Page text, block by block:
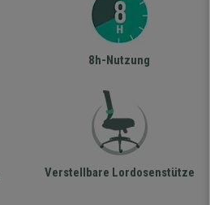
8h-Nutzung
Verstellbare Lordosenstütze